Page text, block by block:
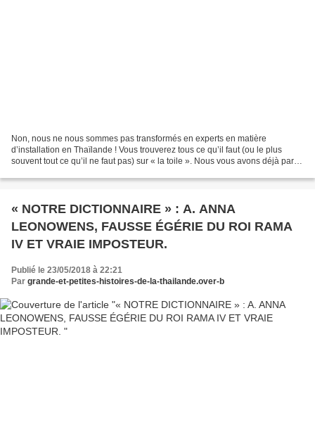
Non, nous ne nous sommes pas transformés en experts en matière
d’installation en Thaïlande ! Vous trouverez tous ce qu’il faut (ou le plus
souvent tout ce qu’il ne faut pas) sur « la toile ». Nous vous avons déjà parlé
« NOTRE DICTIONNAIRE » : A. ANNA
LEONOWENS, FAUSSE ÉGÉRIE DU ROI RAMA
IV ET VRAIE IMPOSTEUR.
Publié le 23/05/2018 à 22:21
Par grande-et-petites-histoires-de-la-thailande.over-b